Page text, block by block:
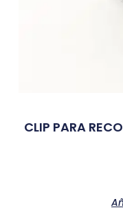
CLIP PARA